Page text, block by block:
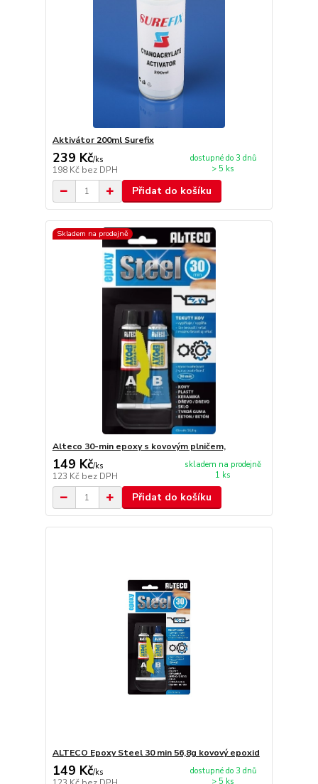
Aktivátor 200ml Surefix
239 Kč/ks
198 Kč bez DPH
dostupné do 3 dnů
> 5 ks
Přidat do košíku
Skladem na prodejně
Alteco 30-min epoxy s kovovým plničem,
149 Kč/ks
123 Kč bez DPH
skladem na prodejně
1 ks
Přidat do košíku
ALTECO Epoxy Steel 30 min 56,8g kovový epoxid
149 Kč/ks
dostupné do 3 dnů
> 5 ks